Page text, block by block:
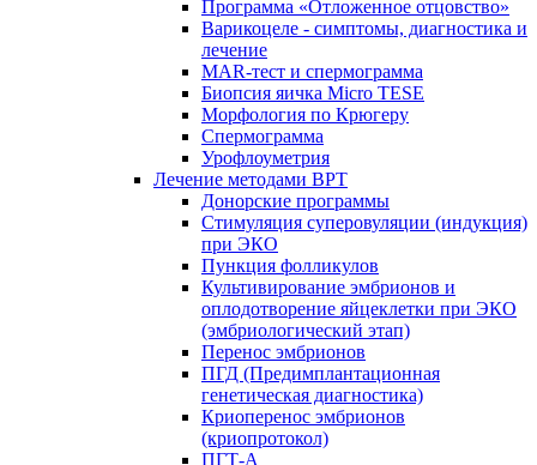
Программа «Отложенное отцовство»
Варикоцеле - симптомы, диагностика и
лечение
MAR-тест и спермограмма
Биопсия яичка Micro TESE
Морфология по Крюгеру
Спермограмма
Урофлоуметрия
Лечение методами ВРТ
Донорские программы
Стимуляция суперовуляции (индукция)
при ЭКО
Пункция фолликулов
Культивирование эмбрионов и
оплодотворение яйцеклетки при ЭКО
(эмбриологический этап)
Перенос эмбрионов
ПГД (Предимплантационная
генетическая диагностика)
Криоперенос эмбрионов
(криопротокол)
ПГТ-А